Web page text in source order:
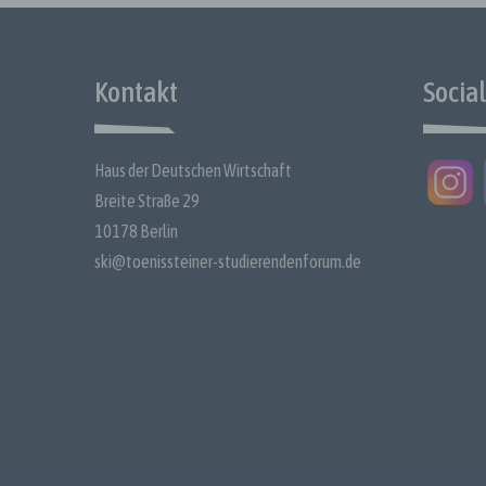
Kontakt
Haus der Deutschen Wirtschaft
Breite Straße 29
10178 Berlin
ski@toenissteiner-studierendenforum.de
Dritter
außer
k)
Die
den